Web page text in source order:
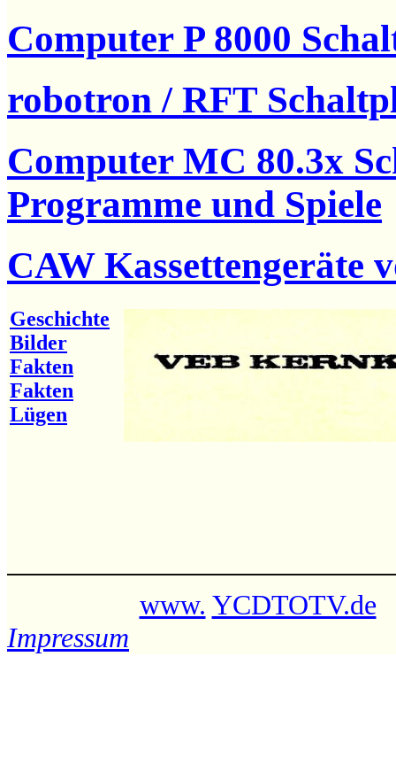
Computer P 8000
robotron / RFT
Computer MC 80.3x
Programme und Spiele
CAW Kassettengeräte
Geschichte
Bilder
Fakten
Fakten
Lügen
www. YCDTOTV.de
Impressum